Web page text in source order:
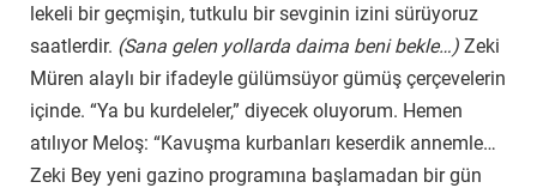
lekeli bir geçmişin, tutkulu bir sevginin izini sürüyoruz
saatlerdir. (Sana gelen yollarda daima beni bekle…) Zeki
Müren alaylı bir ifadeyle gülümsüyor gümüş çerçevelerin
içinde. “Ya bu kurdeleler,” diyecek oluyorum. Hemen
atılıyor Meloş: “Kavuşma kurbanları keserdik annemle…
Zeki Bey yeni gazino programına başlamadan bir gün